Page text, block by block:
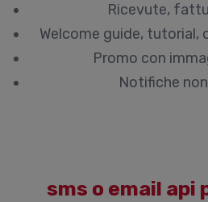
Ricevute,
Welcome guide,
Promo con
Notifiche
sms o email api